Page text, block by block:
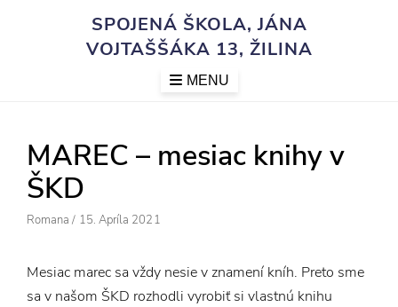
SPOJENÁ ŠKOLA, JÁNA
VOJTAŠŠÁKA 13, ŽILINA
MENU
MAREC – mesiac knihy v
ŠKD
Author
Romana / Posted
15. Apríla 2021
Mesiac marec sa vždy nesie v znamení kníh. Preto sme
sa v našom ŠKD rozhodli vyrobiť si vlastnú knihu